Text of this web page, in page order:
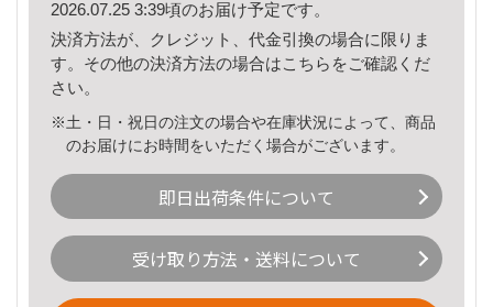
2026.07.25 3:39頃のお届け予定です。
決済方法が、クレジット、代金引換の場合に限りま
す。その他の決済方法の場合はこちら をご確認くだ
さい。
※土・日・祝日の注文の場合や在庫状況によって、商品
のお届けにお時間をいただく場合がございます。
即日出荷条件について
受け取り方法・送料について